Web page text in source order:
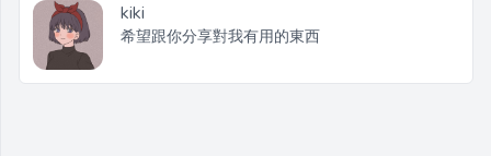
kiki
希望跟你分享對我有用的東西